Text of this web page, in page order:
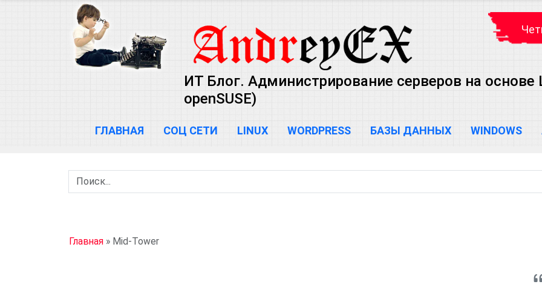
ИТ Блог. Администрирование серверов на основе
openSUSE)
ГЛАВНАЯ СОЦ СЕТИ LINUX WORDPRESS БАЗЫ ДАННЫХ WINDOWS
Главная » Mid-Tower